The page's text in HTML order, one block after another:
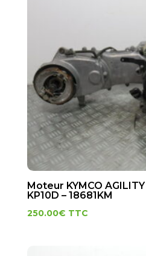
Moteur KYMCO
KP10D – 18681KM
250.00€ TTC